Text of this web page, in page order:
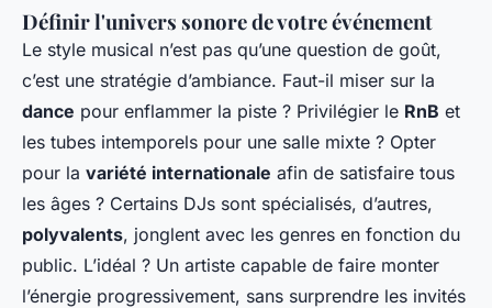
Définir l'univers sonore de votre événement
Le style musical n’est pas qu’une question de goût,
c’est une stratégie d’ambiance. Faut-il miser sur la
dance pour enflammer la piste ? Privilégier le RnB et
les tubes intemporels pour une salle mixte ? Opter
pour la variété internationale afin de satisfaire tous
les âges ? Certains DJs sont spécialisés, d’autres,
polyvalents, jonglent avec les genres en fonction du
public. L’idéal ? Un artiste capable de faire monter
l’énergie progressivement, sans surprendre les invités